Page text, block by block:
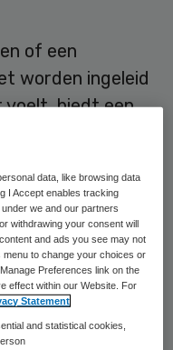
of een
worden ingeleid
voelt, biedt een
voor minder
meldt het
Groningen
minder
van de
data, like browsing data
I Accept enables tracking
we and our partners
withdrawing your consent will
and ads you see may not
to change your choices or
Preferences link on the
effect within our Website. For
Statement
and statistical cookies,